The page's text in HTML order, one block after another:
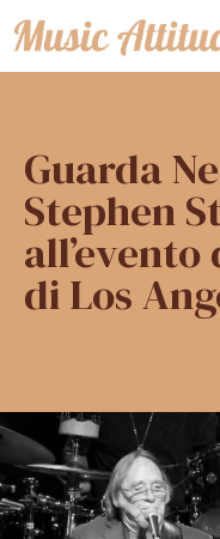
Vai
al
Guarda
Stephen
di Los